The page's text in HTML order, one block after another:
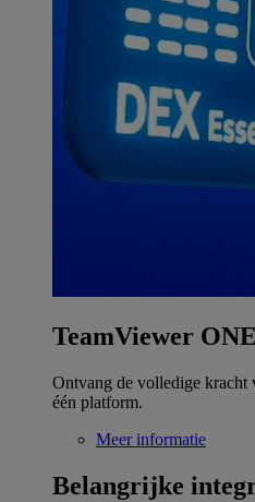
TeamViewer ONE
Ontvang de volledige kracht
één platform.
Meer informatie
Belangrijke